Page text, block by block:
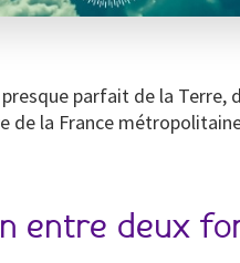
parfait de la
de la France
entre deux